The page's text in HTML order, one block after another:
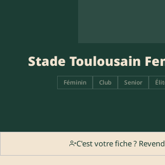
Stade Toulousain
Féminin Club Senior
C'est votre fiche ?